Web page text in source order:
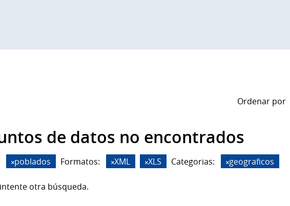
Ordenar por
de datos no encontrados
poblados Formatos: XML XLS Categorias: geograficos
otra búsqueda.